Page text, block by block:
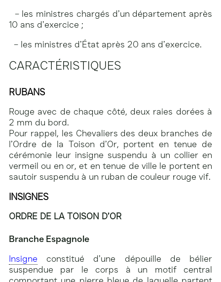
– les ministres chargés d’un département après
10 ans d’exercice ;
– les ministres d’État après 20 ans d’exercice.
CARACTÉRISTIQUES
RUBANS
Rouge avec de chaque côté, deux raies dorées à
2 mm du bord.
Pour rappel, les Chevaliers des deux branches de
l’Ordre de la Toison d’Or, portent en tenue de
cérémonie leur insigne suspendu à un collier en
vermeil ou en or, et en tenue de ville le portent en
sautoir suspendu à un ruban de couleur rouge vif.
INSIGNES
ORDRE DE LA TOISON D’OR
Branche Espagnole
Insigne constitué d’une dépouille de bélier
suspendue par le corps à un motif central